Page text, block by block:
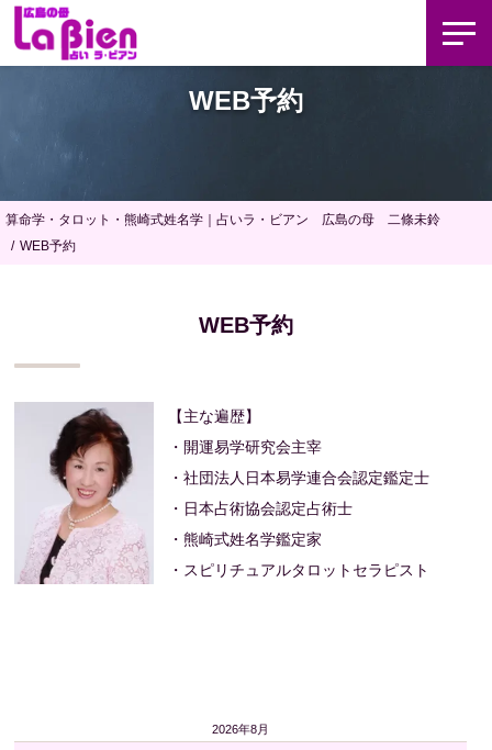
WEB予約
算命学・タロット・熊崎式姓名学｜占いラ・ビアン 広島の母 二條未鈴
WEB予約
WEB予約
【主な遍歴】
・開運易学研究会主宰
・社団法人日本易学連合会認定鑑定士
・日本占術協会認定占術士
・熊崎式姓名学鑑定家
・スピリチュアルタロットセラピスト
2026年8月